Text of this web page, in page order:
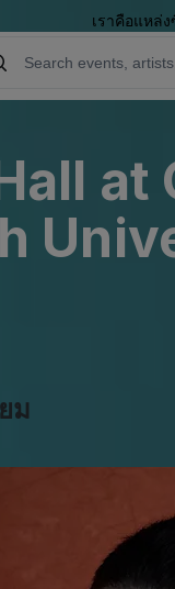
เราคือแหล่
at
ม